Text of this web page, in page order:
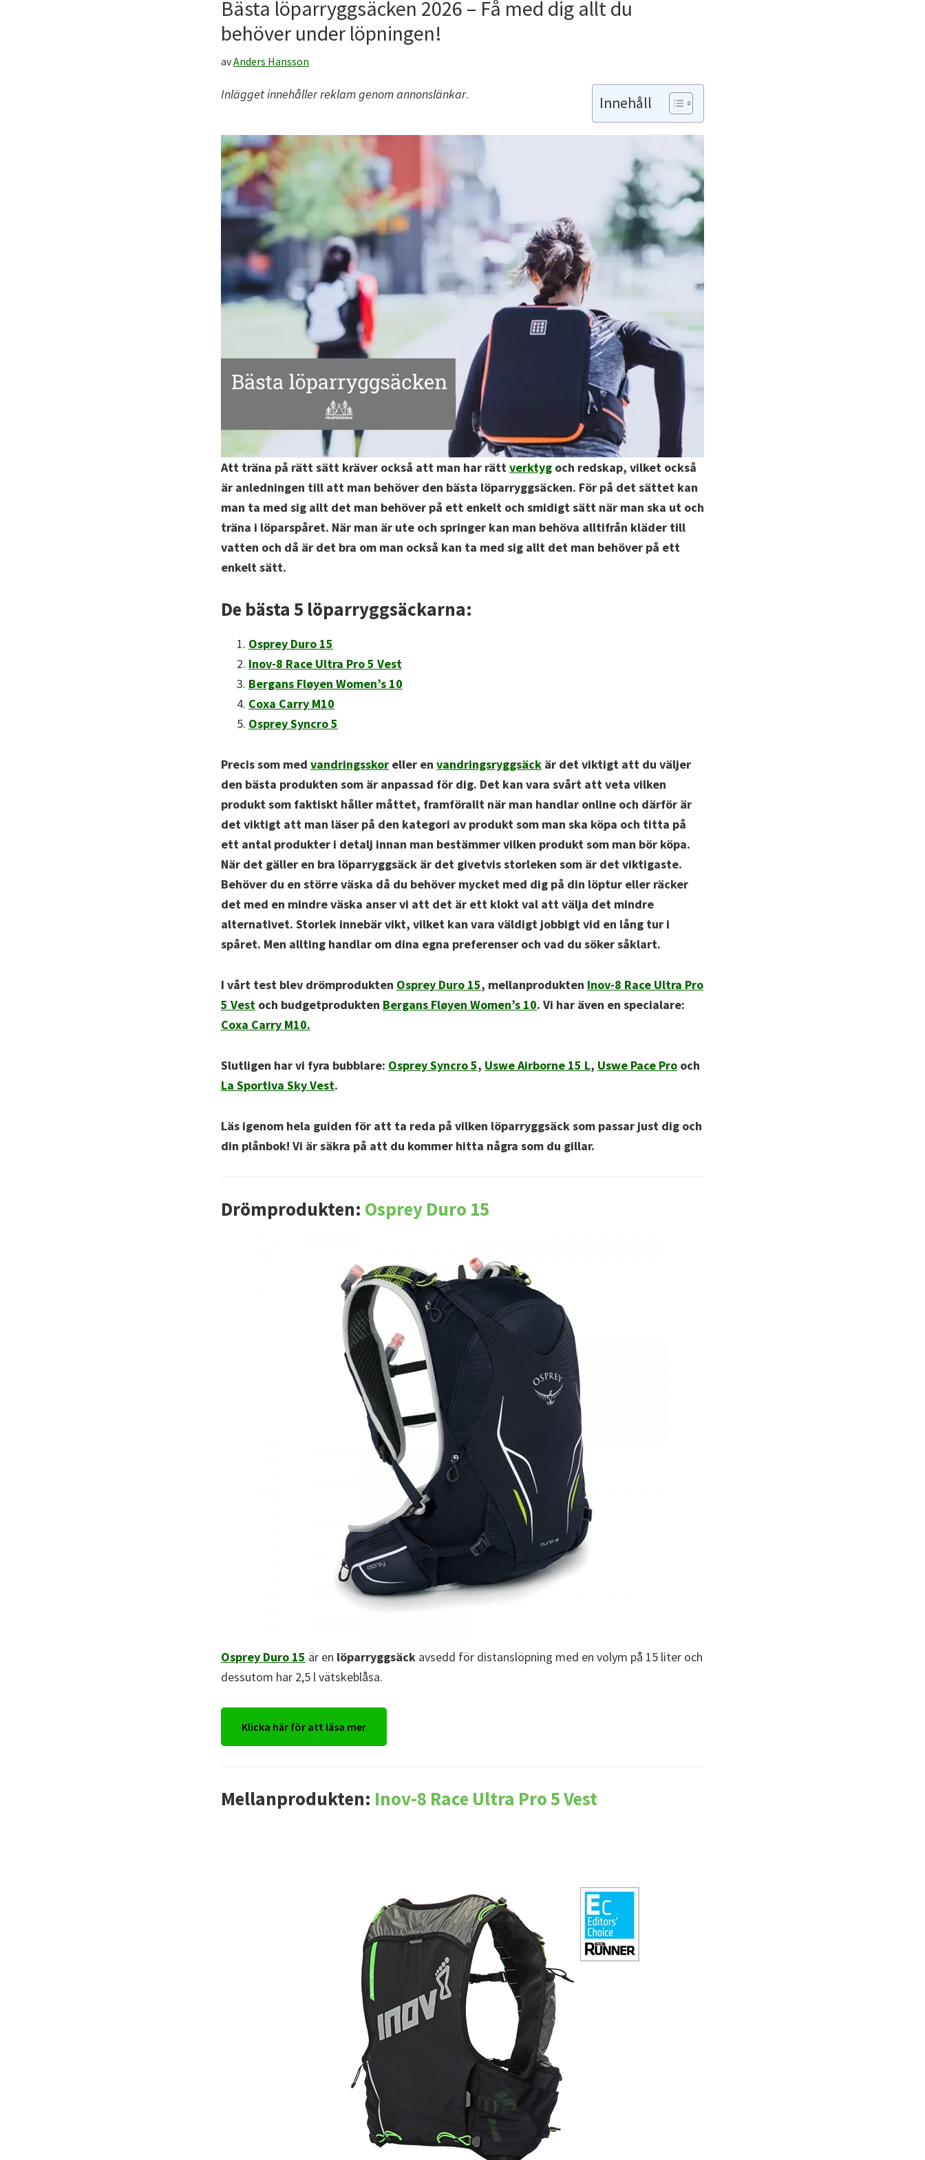
Bästa löparryggsäcken 2026 – Få med dig allt du
behöver under löpningen!
avAnders Hansson
Innehåll
Inlägget innehåller reklam genom annonslänkar.
Att träna på rätt sätt kräver också att man har rättverktyg och redskap, vilket också
är anledningen till att man behöver den bästa löparryggsäcken. För på det sättet kan
man ta med sig allt det man behöver på ett enkelt och smidigt sätt när man ska ut och
träna i löparspåret. När man är ute och springer kan man behöva alltifrån kläder till
vatten och då är det bra om man också kan ta med sig allt det man behöver på ett
enkelt sätt.
De bästa 5 löparryggsäckarna:
Osprey Duro 15
Inov-8 Race Ultra Pro 5 Vest
Bergans Fløyen Women’s 10
Coxa Carry M10
Osprey Syncro 5
Precis som med vandringsskor eller en vandringsryggsäck är det viktigt att du väljer
den bästa produkten som är anpassad för dig. Det kan vara svårt att veta vilken
produkt som faktiskt håller måttet, framförallt när man handlar online och därför är
det viktigt att man läser på den kategori av produkt som man ska köpa och titta på
ett antal produkter i detalj innan man bestämmer vilken produkt som man bör köpa.
När det gäller en bra löparryggsäck är det givetvis storleken som är det viktigaste.
Behöver du en större väska då du behöver mycket med dig på din löptur eller räcker
det med en mindre väska anser vi att det är ett klokt val att välja det mindre
alternativet. Storlek innebär vikt, vilket kan vara väldigt jobbigt vid en lång tur i
spåret. Men allting handlar om dina egna preferenser och vad du söker såklart.
I vårt test blev drömprodukten Osprey Duro 15, mellanprodukten Inov-8 Race Ultra Pro
5 Vest och budgetprodukten Bergans Fløyen Women’s 10. Vi har även en specialare:
Coxa Carry M10.
Slutligen har vi fyra bubblare: Osprey Syncro 5, Uswe Airborne 15 L, Uswe Pace Pro och
La Sportiva Sky Vest.
Läs igenom hela guiden för att ta reda på vilken löparryggsäck som passar just dig och
din plånbok! Vi är säkra på att du kommer hitta några som du gillar.
Drömprodukten: Osprey Duro 15
Osprey Duro 15 är en löparryggsäck avsedd för distanslöpning med en volym på 15 liter och
dessutom har 2,5 l vätskeblåsa.
Klicka här för att läsa mer
Mellanprodukten: Inov-8 Race Ultra Pro 5 Vest